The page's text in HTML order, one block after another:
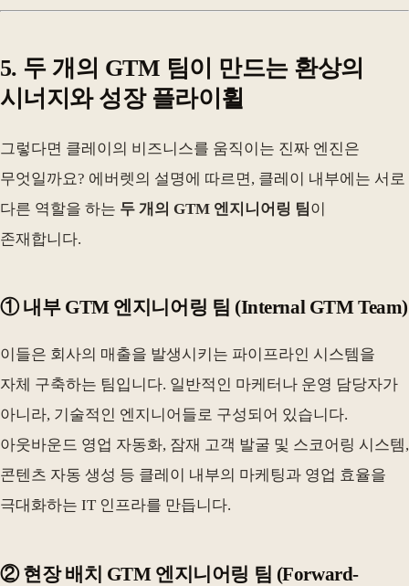
5. 두 개의 GTM 팀이 만드는 환상의
시너지와 성장 플라이휠
그렇다면 클레이의 비즈니스를 움직이는 진짜 엔진은
무엇일까요? 에버렛의 설명에 따르면, 클레이 내부에는 서로
다른 역할을 하는 두 개의 GTM 엔지니어링 팀이
존재합니다.
① 내부 GTM 엔지니어링 팀 (Internal GTM Team)
이들은 회사의 매출을 발생시키는 파이프라인 시스템을
자체 구축하는 팀입니다. 일반적인 마케터나 운영 담당자가
아니라, 기술적인 엔지니어들로 구성되어 있습니다.
아웃바운드 영업 자동화, 잠재 고객 발굴 및 스코어링 시스템,
콘텐츠 자동 생성 등 클레이 내부의 마케팅과 영업 효율을
극대화하는 IT 인프라를 만듭니다.
② 현장 배치 GTM 엔지니어링 팀 (Forward-